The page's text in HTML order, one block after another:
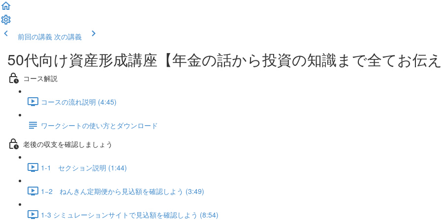
前回の講義 次の講義
50代向け資産形成講座【年金の話から投資の知識まで全てお伝え
コース解説
コースの流れ説明 (4:45)
ワークシートの使い方とダウンロード
老後の収支を確認しましょう
1-1 セクション説明 (1:44)
1−2 ねんきん定期便から見込額を確認しよう (3:49)
1-3 シミュレーションサイトで見込額を確認しよう (8:54)